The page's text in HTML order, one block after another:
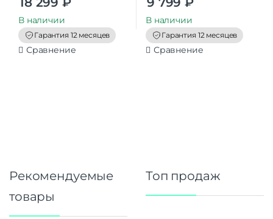
t
o
f
5
В наличии
Гарантия 12 месяцев
Сравнение
o
t
o
f
5
В наличии
Гарантия 12 месяцев
Сравнение
Рекомендуемые
товары
Топ продаж